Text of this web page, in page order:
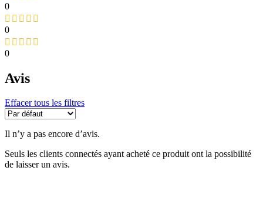
0
0
0
Avis
Effacer tous les filtres
Il n’y a pas encore d’avis.
Seuls les clients connectés ayant acheté ce produit ont la possibilité
de laisser un avis.